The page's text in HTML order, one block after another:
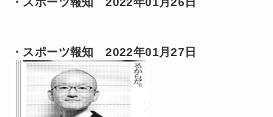
・スポーツ報知 2022年01月27日